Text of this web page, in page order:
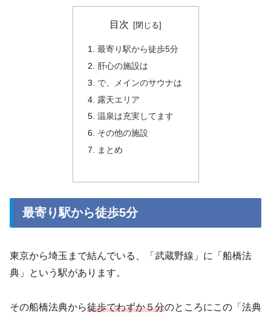
目次
最寄り駅から徒歩5分
肝心の施設は
で、メインのサウナは
露天エリア
温泉は充実してます
その他の施設
まとめ
最寄り駅から徒歩5分
東京から埼玉まで結んでいる、「武蔵野線」に「船橋法
典」という駅があります。
その船橋法典から徒歩でわずか５分のところにこの「法典